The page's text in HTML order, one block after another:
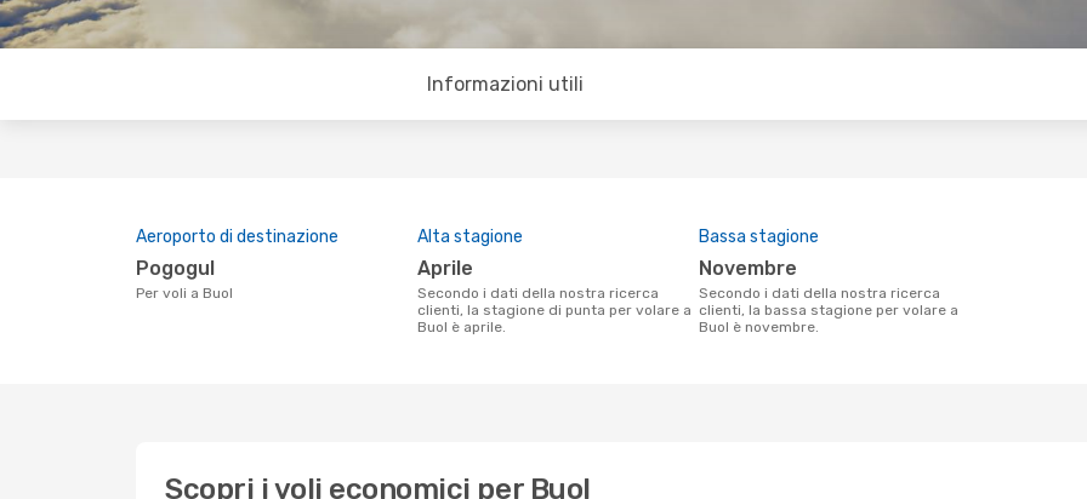
Informazioni utili
Aeroporto di destinazione
Pogogul
Per voli a Buol
Alta stagione
aprile
Secondo i dati della nostra ricerca
clienti, la stagione di punta per volare a
Buol è aprile.
Bassa stagione
novembre
Secondo i dati della nostra ricerca
clienti, la bassa stagione per volare a
Buol è novembre.
Scopri i voli economici per Buol